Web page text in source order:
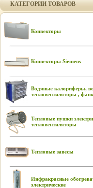
КАТЕГОРИИ ТОВАРОВ
Конвекторы
Конвекторы Siemens
Водяные калориферы,
тепловентиляторы ,
Тепловые пушки
тепловентиляторы
Тепловые завесы
Инфракрасные
электрические